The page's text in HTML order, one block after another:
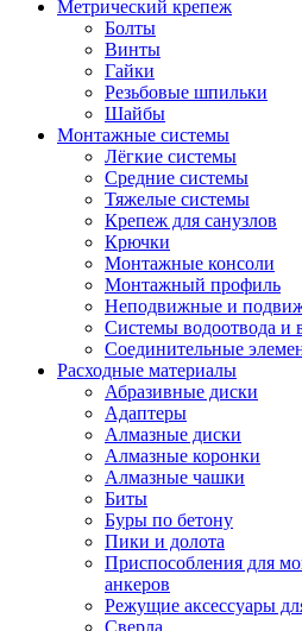
Метрический крепеж
Болты
Винты
Гайки
Резьбовые шпильки
Шайбы
Монтажные системы
Лёгкие системы
Средние системы
Тяжелые системы
Крепеж для санузлов
Крючки
Монтажные консоли
Монтажный профиль
Неподвижные и
Системы водоотвода и
Соединительные
Расходные материалы
Абразивные диски
Адаптеры
Алмазные диски
Алмазные коронки
Алмазные чашки
Биты
Буры по бетону
Пики и долота
Приспособления для
анкеров
Режущие аксессуары
Сверла